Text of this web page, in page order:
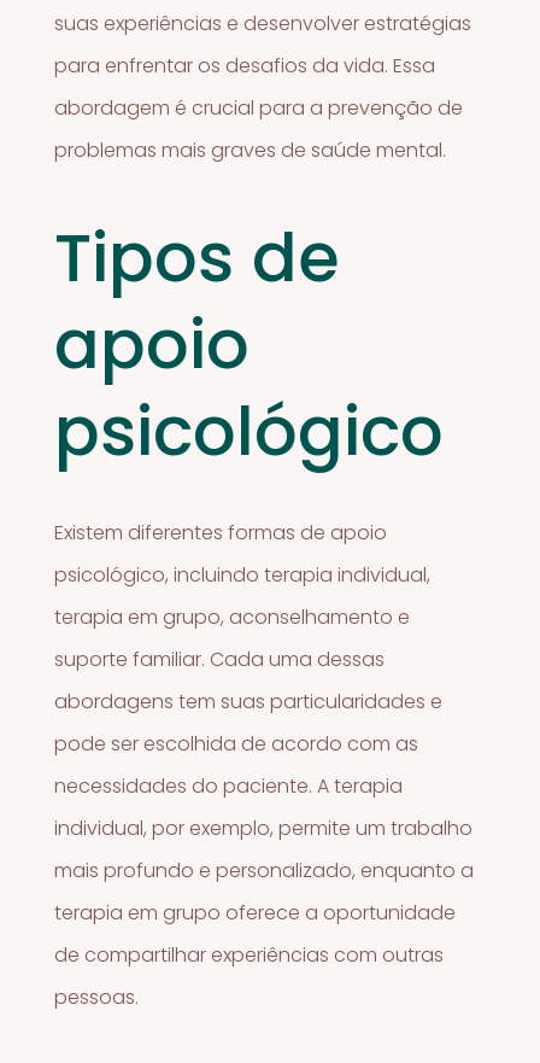
suas experiências e desenvolver estratégias
para enfrentar os desafios da vida. Essa
abordagem é crucial para a prevenção de
problemas mais graves de saúde mental.
Tipos de
apoio
psicológico
Existem diferentes formas de apoio
psicológico, incluindo terapia individual,
terapia em grupo, aconselhamento e
suporte familiar. Cada uma dessas
abordagens tem suas particularidades e
pode ser escolhida de acordo com as
necessidades do paciente. A terapia
individual, por exemplo, permite um trabalho
mais profundo e personalizado, enquanto a
terapia em grupo oferece a oportunidade
de compartilhar experiências com outras
pessoas.